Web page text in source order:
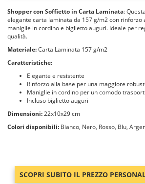
Shopper con Soffietto in Carta Laminata:
elegante carta laminata da 157 g/m2 con rinforzo
maniglie in cordino e biglietto auguri. Ideale per
qualità.
Materiale:Carta Laminata 157 g/m2
Caratteristiche:
Elegante e resistente
Rinforzo alla base per una maggiore
Maniglie in cordino per un comodo
Incluso biglietto auguri
Dimensioni:22x10x29 cm
Colori disponibili: Bianco, Nero, Rosso, Blu,
SCOPRI SUBITO IL PREZZO